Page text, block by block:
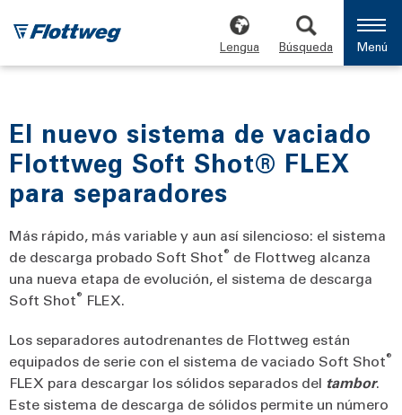
Lengua Búsqueda Menú
El nuevo sistema de vaciado
Flottweg Soft Shot® FLEX
para separadores
Más rápido, más variable y aun así silencioso: el sistema
de descarga probado Soft Shot® de Flottweg alcanza
una nueva etapa de evolución, el sistema de descarga
Soft Shot® FLEX.
Los separadores autodrenantes de Flottweg están
equipados de serie con el sistema de vaciado Soft Shot®
FLEX para descargar los sólidos separados del tambor.
Este sistema de descarga de sólidos permite un número